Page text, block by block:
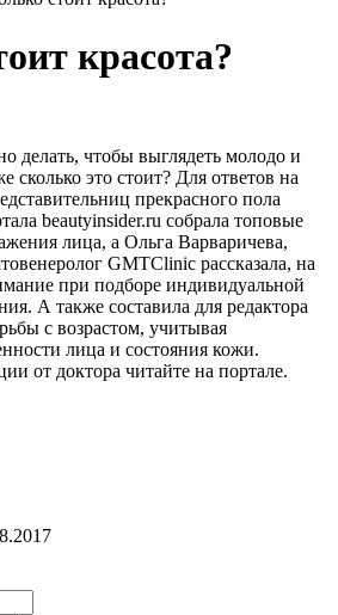
красота?
делать, чтобы выглядеть молодо и
сколько это стоит? Для ответов на
прекрасного пола
beautyinsider.ru собрала топовые
лица, а Ольга Варваричева,
GMTClinic рассказала, на
при подборе индивидуальной
А также составила для редактора
с возрастом, учитывая
лица и состояния кожи.
от доктора читайте на портале.